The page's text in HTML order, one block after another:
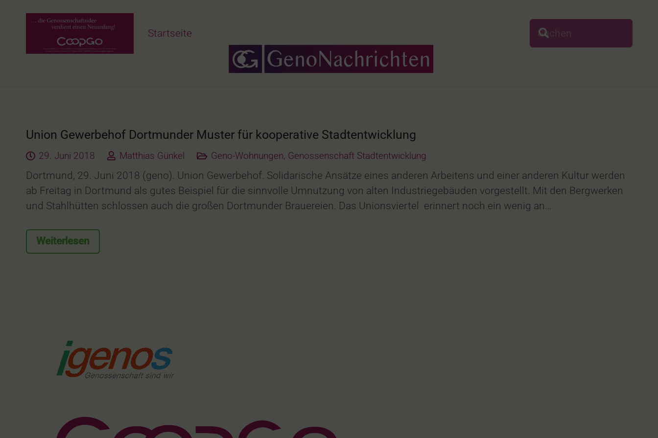
Startseite
Union Gewerbehof Dortmunder Muster für kooperative Stadtentwicklung
29. Juni 2018 Matthias Günkel Geno-Wohnungen, Genossenschaft Stadtentwicklung
Dortmund, 29. Juni 2018 (geno). Union Gewerbehof. Solidarische Ansätze eines anderen Arbeitens und einer anderen Kultur werden
ab Freitag in Dortmund als gutes Beispiel für die sinnvolle Umnutzung von alten Industriegebäuden vorgestellt. Mit den Bergwerken
und Stahlhütten schlossen auch die großen Dortmunder Brauereien. Das Unionsviertel erinnert noch ein wenig an…
Weiterlesen